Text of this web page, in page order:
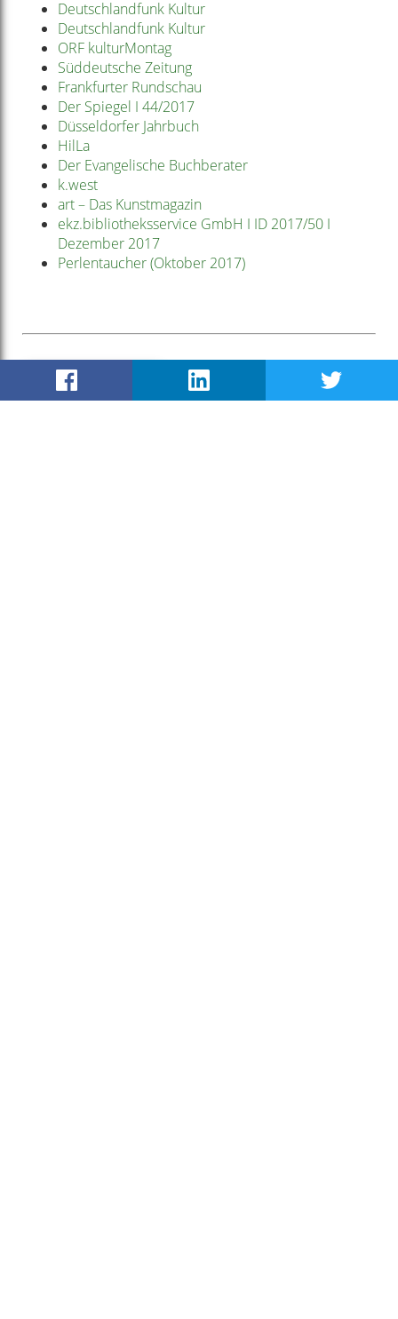
Deutschlandfunk Kultur
Deutschlandfunk Kultur
ORF kulturMontag
Süddeutsche Zeitung
Frankfurter Rundschau
Der Spiegel I 44/2017
Düsseldorfer Jahrbuch
HilLa
Der Evangelische Buchberater
k.west
art – Das Kunstmagazin
ekz.bibliotheksservice GmbH I ID 2017/50 I
Dezember 2017
Perlentaucher (Oktober 2017)